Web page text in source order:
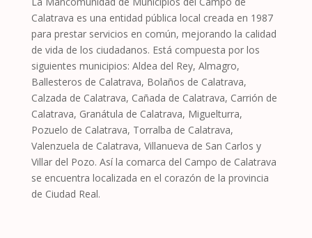
Calatrava es una entidad pública local creada en 1987
para prestar servicios en común, mejorando la calidad
de vida de los ciudadanos. Está compuesta por los
siguientes municipios: Aldea del Rey, Almagro,
Ballesteros de Calatrava, Bolaños de Calatrava,
Calzada de Calatrava, Cañada de Calatrava, Carrión de
Calatrava, Granátula de Calatrava, Miguelturra,
Pozuelo de Calatrava, Torralba de Calatrava,
Valenzuela de Calatrava, Villanueva de San Carlos y
Villar del Pozo. Así la comarca del Campo de Calatrava
se encuentra localizada en el corazón de la provincia
de Ciudad Real.